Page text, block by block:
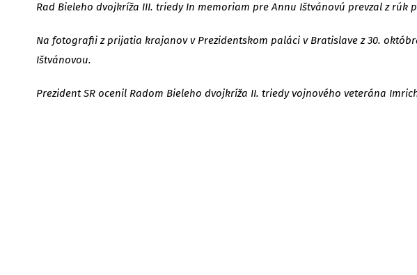
Rad Bieleho dvojkríža III. triedy In memoriam pre Annu Ištvánovú prevzal z
Na fotografii z prijatia krajanov v Prezidentskom paláci v Bratislave z 30.
Ištvánovou.
Prezident SR ocenil Radom Bieleho dvojkríža II. triedy vojnového veterána